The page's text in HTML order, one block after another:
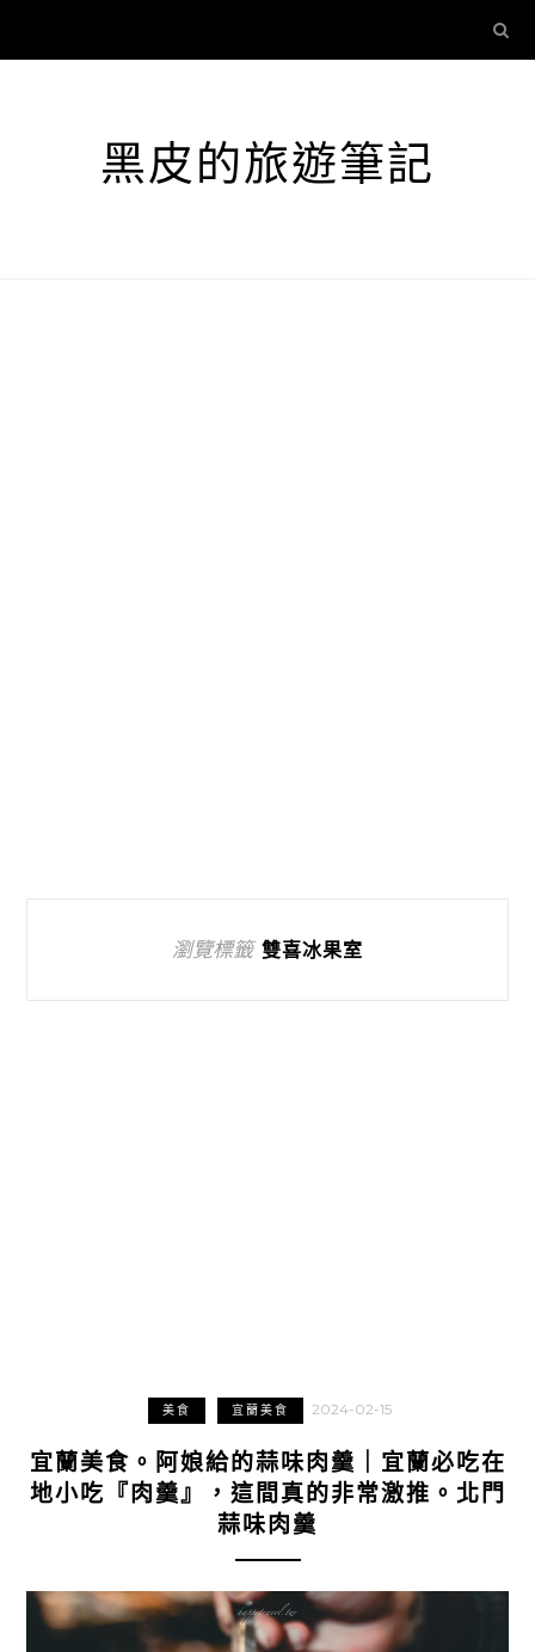
黑皮的旅遊筆記
瀏覽標籤 雙喜冰果室
美食 宜蘭美食 2024-02-15
宜蘭美食。阿娘給的蒜味肉羹｜宜蘭必吃在
地小吃『肉羹』，這間真的非常激推。北門
蒜味肉羹